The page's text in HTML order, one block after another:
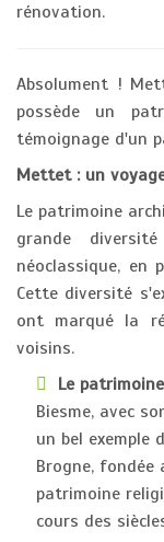
rénovation.
Absolument !
possède un
témoignage d'un
Mettet : un
Le patrimoine
grande
néoclassique, en
Cette diversité
ont marqué la
voisins.
Le
Biesme, avec
un bel exemple
Brogne, fondée
patrimoine
cours des